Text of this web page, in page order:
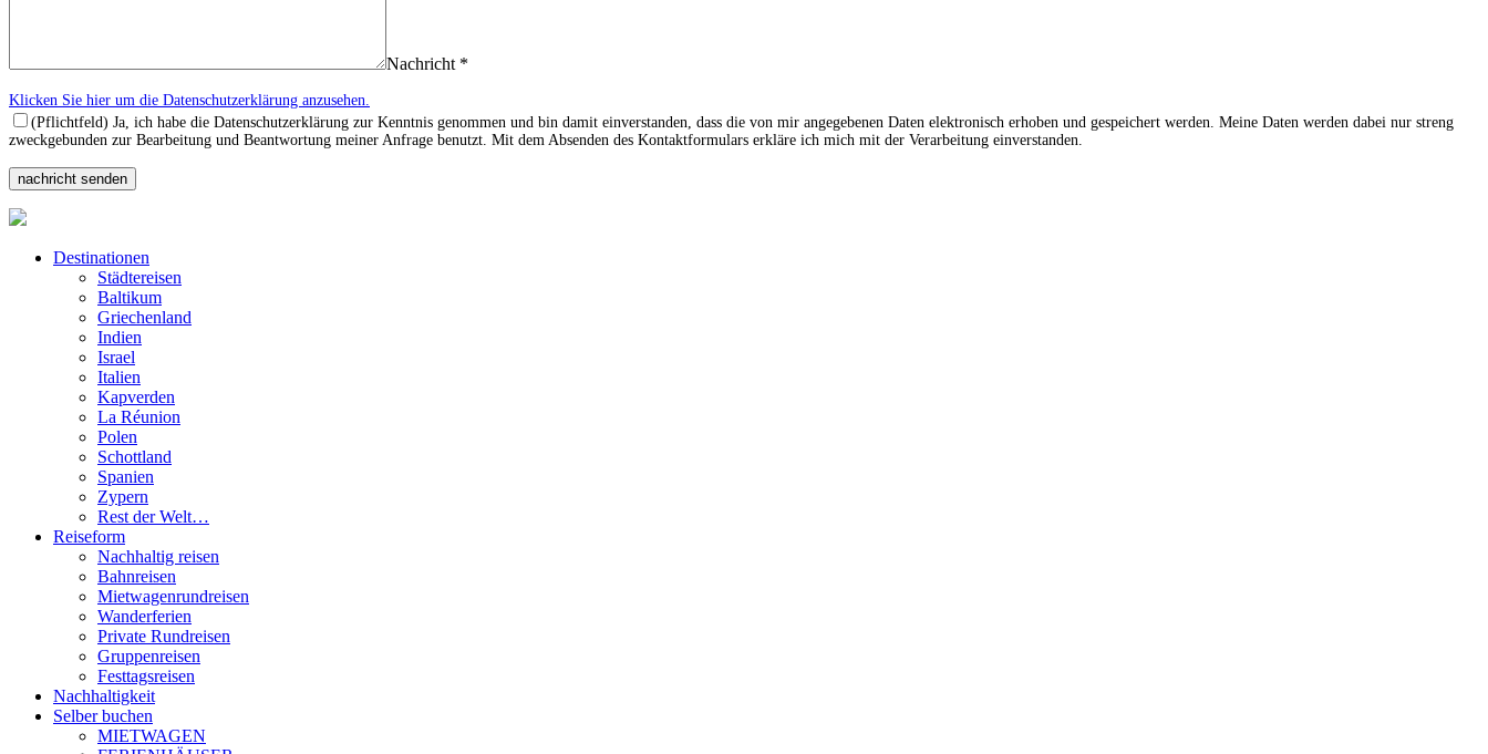
Nachricht *
Klicken Sie hier um die Datenschutzerklärung anzusehen.
(Pflichtfeld) Ja, ich habe die Datenschutzerklärung zur Kenntnis genommen und bin damit einverstanden, dass die von mir angegebenen Daten elektronisch erhoben und gespeichert werden. Meine Daten werden dabei nur streng
zweckgebunden zur Bearbeitung und Beantwortung meiner Anfrage benutzt. Mit dem Absenden des Kontaktformulars erkläre ich mich mit der Verarbeitung einverstanden.
Destinationen
Städtereisen
Baltikum
Griechenland
Indien
Israel
Italien
Kapverden
La Réunion
Polen
Schottland
Spanien
Zypern
Rest der Welt…
Reiseform
Nachhaltig reisen
Bahnreisen
Mietwagenrundreisen
Wanderferien
Private Rundreisen
Gruppenreisen
Festtagsreisen
Nachhaltigkeit
Selber buchen
MIETWAGEN